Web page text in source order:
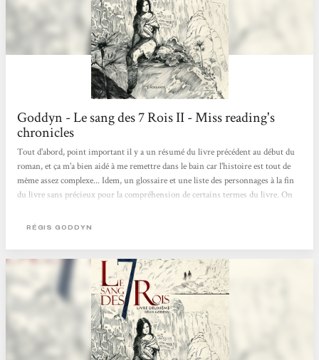
Goddyn - Le sang des 7 Rois II - Miss reading's
chronicles
Tout d'abord, point important il y a un résumé du livre précédent au début du
roman, et ça m'a bien aidé à me remettre dans le bain car l'histoire est tout de
même assez complexe... Idem, un glossaire et une liste des personnages à la fin
du livre sans précieux pour la compréhension de certains termes du livre. On
précédent : Orville et Pétrus qui se sont échappés sur un radeau de fortune de
aussi Rosa,...
RÉGIS GODDYN